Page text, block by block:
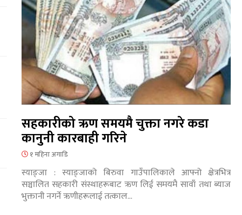
सहकारीको ऋण समयमै चुक्ता नगरे कडा
कानुनी कारबाही गरिने
१ महिना अगाडि
स्याङ्जा : स्याङ्जाको बिरुवा गाउँपालिकाले आफ्नो क्षेत्रभित्र
सञ्चालित सहकारी संस्थाहरूबाट ऋण लिई समयमै सावाँ तथा ब्याज
भुक्तानी नगर्ने ऋणीहरूलाई तत्काल…